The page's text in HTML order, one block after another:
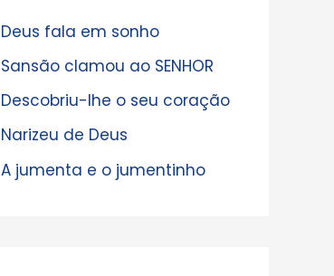
Deus fala em sonho
Sansão clamou ao SENHOR
Descobriu-lhe o seu coração
Narizeu de Deus
A jumenta e o jumentinho